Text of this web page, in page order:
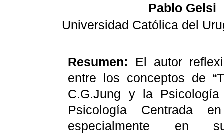
Pablo Gelsi
Universidad Católica del
Resumen: El autor
entre los conceptos de
C.G.Jung y la Psicología
Psicología
especialmente en